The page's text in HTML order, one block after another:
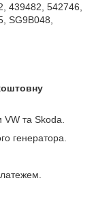
439482, 542746,
SG9B048,
VW та Skoda.
генератора.